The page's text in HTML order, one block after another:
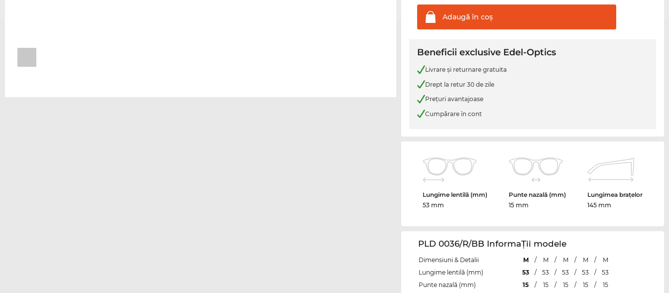
Adaugă în coş
Beneficii exclusive Edel-Optics
Livrare şi returnare gratuita
Drept la retur 30 de zile
Preţuri avantajoase
Cumpărare în cont
Lungime lentilă (mm)
53 mm
Punte nazală (mm)
15 mm
Lungimea brațelor
145 mm
PLD 0036/R/BB InformaŢii modele
Dimensiuni & Detalii M / M / M / M /
M
Lungime lentilă (mm)
53 / 53 / 53 / 53 /
53
Punte nazală (mm)
15 / 15 / 15 / 15 /
15